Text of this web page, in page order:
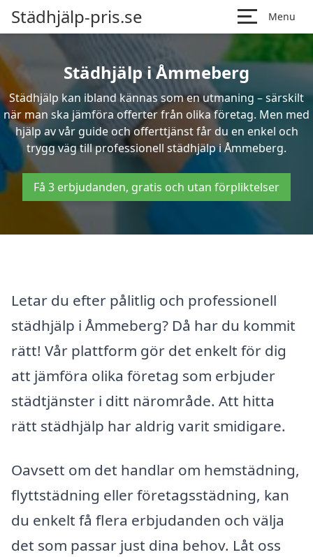
Städhjälp-pris.se Menu
Städhjälp i Åmmeberg
Städhjälp kan ibland kännas som en utmaning – särskilt
när man ska jämföra offerter från olika företag. Men med
hjälp av vår guide och offerttjänst får du en enkel och
trygg väg till professionell städhjälp i Åmmeberg.
Få 3 erbjudanden, gratis och utan förpliktelser
Letar du efter pålitlig och professionell
städhjälp i Åmmeberg? Då har du kommit
rätt! Vår plattform gör det enkelt för dig
att jämföra olika företag som erbjuder
städtjänster i ditt närområde. Att hitta
rätt städhjälp har aldrig varit smidigare.
Oavsett om det handlar om hemstädning,
flyttstädning eller företagsstädning, kan
du enkelt få flera erbjudanden och välja
det som passar just dina behov. Låt oss